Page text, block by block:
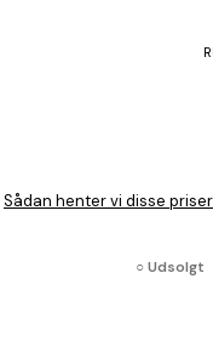
Sådan henter vi disse priser
○ Udsolgt